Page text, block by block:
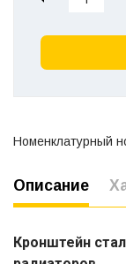
Номенклатурный
Описание
Кронштейн